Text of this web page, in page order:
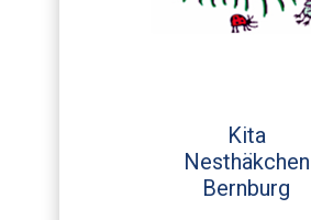
Kita
Nesthäkchen
Bernburg